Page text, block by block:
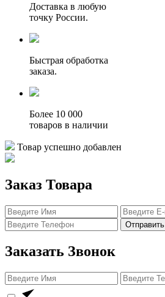
Доставка в любую
точку России.
Быстрая обработка
заказа.
Более 10 000
товаров в наличии
Товар успешно добавлен
Заказ Товара
Отправить
Заказать Звонок